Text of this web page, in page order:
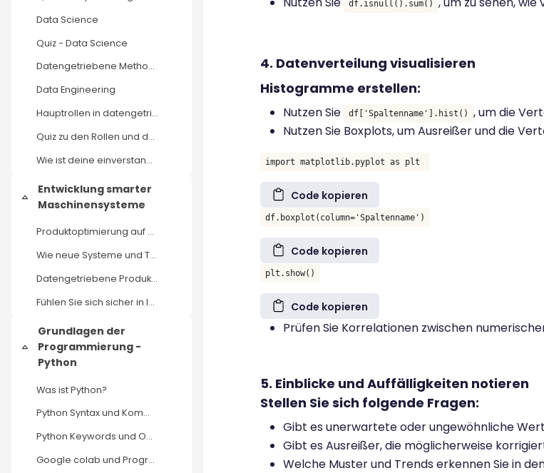
Data Science
Quiz - Data Science
Datengetriebene Methoden
Data Engineering
Hauptrollen in datengetriebenen Ökosystemen
Quiz zu den Rollen und der Zusammenarbeit in datengetriebenen Bereichen
Wie ist deine einverstandnis in Grundlagen und Begriffe
Einklappen
Entwicklung smarter
Maschinensysteme
Produktoptimierung auf Basis von Maschinendaten
Wie neue Systeme und Technologien von Maschinen Entwicklern helfen, den Betrieb im Feld zu verstehen
Datengetriebene Produkt Optimierung
Fühlen Sie sich sicher in Ihrem Verständnis darüber, wie Entscheidungen in der Produktentwicklung durch unterschiedliche Ansätze und die Rolle von Daten beeinflusst werden?
Einklappen
Grundlagen der
Programmierung -
Python
Was ist Python?
Python Syntax und Kommentare
Python Keywords und Operatoren
Google colab und Programmierübungen
df.isnull().sum()
4. Datenverteilung visualisieren
Histogramme erstellen:
Nutzen Sie df['Spaltenname'].hist()
, um die
Nutzen Sie Boxplots, um Ausreißer und die
import matplotlib.pyplot as plt
Code kopieren
df.boxplot(column='Spaltenname')
Code kopieren
plt.show()
Code kopieren
Prüfen Sie Korrelationen zwischen
5. Einblicke und Auffälligkeiten notieren
Stellen Sie sich folgende Fragen:
Gibt es unerwartete oder ungewöhnliche
Gibt es Ausreißer, die möglicherweise
Welche Muster und Trends erkennen Sie in